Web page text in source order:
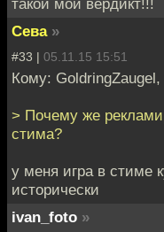
такой мой вердикт!!!
Сева »
#33 | 05.11.15 15:51
Кому: GoldringZaugel,
> Почему же
стима?
у меня игра в стиме
исторически
ivan_foto »